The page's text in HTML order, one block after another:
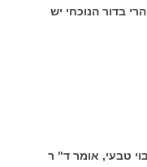
בדור הנוכחי יש
טבעי, אומר ד" ר